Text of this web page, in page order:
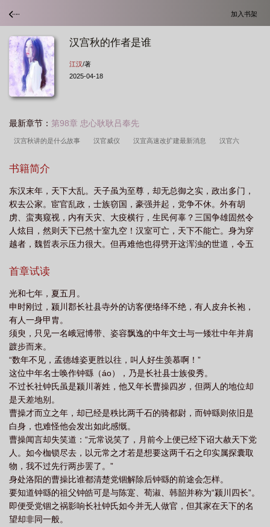
加入书架
汉宫秋的作者是谁
江汉/著
2025-04-18
最新章节： 第98章 忠心耿耿吕奉先
汉宫秋讲的是什么故事 汉官威仪 汉宜高速改扩建最新消息 汉官六
思 汉官飞燕电视剧
制 汉宣帝和汉武帝是什么关系 汉宜高铁最新消息 汉宫秋 汉官飞
燕 汉官制 汉宫秋月讲的是什么故事 汉官印 汉家烟尘在东北 汉将辞家
破残贼 汉宣帝刘询 汉宫秋月二胡独奏 汉宣帝刘询简介 汉宫打一动
物 汉官秋的作者 汉官印图片 汉宫血泪剧情介绍 汉宫秋月二胡 汉宫
意思 不遣胡儿匹马还的意思
这个牌子吗 汉宣帝刘病已简介
书籍简介
东汉末年，天下大乱。天子虽为至尊，却无总御之实，政出多门，
权去公家。宦官乱政，士族窃国，豪强并起，党争不休。外有胡
虏、蛮夷窥视，内有天灾、大疫横行，生民何辜？三国争雄固然令
人炫目，然则天下已然十室九空！汉室可亡，天下不能亡。身为穿
越者，魏哲表示压力很大。但再难他也得劈开这浑浊的世道，令五
历史穿越小说，影书实时更新汉官最新章节无弹窗广告版，书友所
首章试读
光和七年，夏五月。
申时刚过，颍川郡长社县寺外的访客便络绎不绝，有人皮弁长袍，
有人一身甲胄。
须臾，只见一名峨冠博带、姿容飘逸的中年文士与一矮壮中年并肩
踱步而来。
“数年不见，孟德雄姿更胜以往，叫人好生羡慕啊！”
这位中年名士唤作钟繇（áo），乃是长社县士族俊秀。
不过长社钟氏虽是颍川著姓，他又年长曹操四岁，但两人的地位却
是天差地别。
曹操才而立之年，却已经是秩比两千石的骑都尉，而钟繇则依旧是
白身，也难怪他会发出如此感慨。
曹操闻言却失笑道：“元常说笑了，月前今上便已经下诏大赦天下党
人。如今枷锁尽去，以元常之才若是想要这两千石之印实属探囊取
物，我不过先行两步罢了。”
身处洛阳的曹操比谁都清楚党锢解除后钟繇的前途会怎样。
要知道钟繇的祖父钟皓可是与陈寔、荀淑、韩韶并称为“颍川四长”。
即便受党锢之祸影响长社钟氏如今并无人做官，但其家在天下的名
望却非同一般。